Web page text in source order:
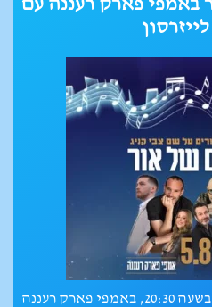
נובמבר 2026 - מרץ 2027 בת"א: הרצאות על
המודרני
על נשים בעולם היהודי